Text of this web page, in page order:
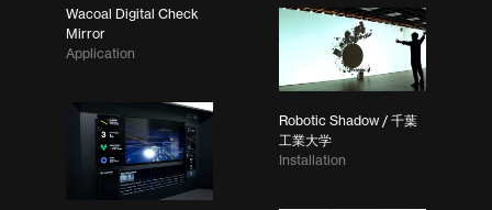
Wacoal Digital Check
Mirror
Application
Robotic Shadow / 千葉
工業大学
Installation